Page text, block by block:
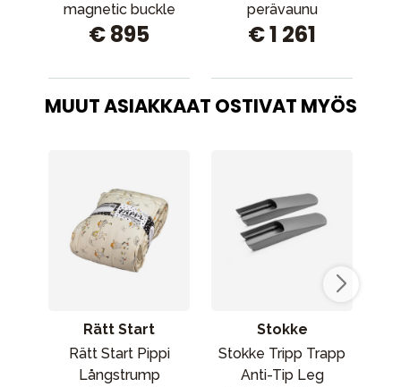
magnetic buckle
€ 895
perävaunu
€ 1 261
MUUT ASIAKKAAT OSTIVAT MYÖS
Rätt Start
Rätt Start Pippi
Långstrump
Stokke
Stokke Tripp Trapp
Anti-Tip Leg